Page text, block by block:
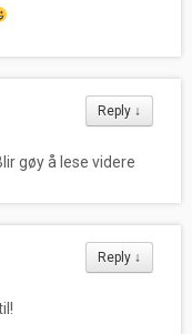
Reply ↓
gøy å lese videre
Reply ↓